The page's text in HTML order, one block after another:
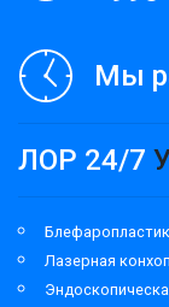
Мы
ЛОР 24/7
Лазерная